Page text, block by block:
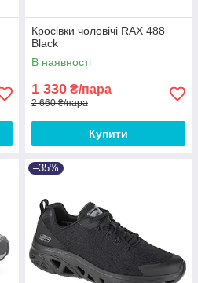
Кросівки чоловічі RAX 488
Black
В наявності
1 330 ₴/пара
2 660 ₴/пара
Купити
–35%